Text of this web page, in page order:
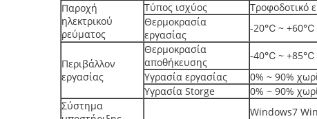
Παροχή
ηλεκτρικού
ρεύματος
Τύπος ισχύος
Τροφοδοτικό
Θερμοκρασία
εργασίας
-20℃ ~ +60℃
Περιβάλλον
εργασίας
Θερμοκρασία
αποθήκευσης
-40℃ ~ +85℃
Υγρασία εργασίας
0% ~ 90%
Υγρασία Storge
0% ~ 90%
Σύστημα
Windows7